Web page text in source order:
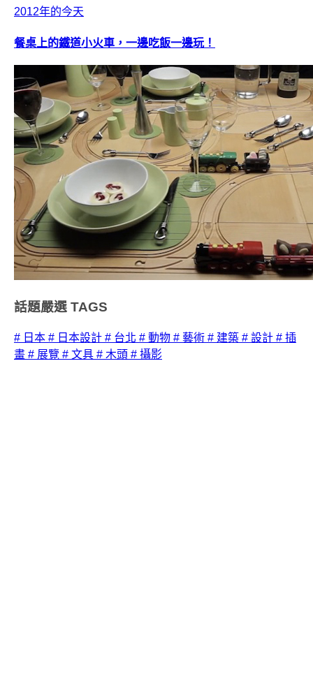
2012年的今天
餐桌上的鐵道小火車，一邊吃飯一邊玩！
話題嚴選 TAGS
# 日本 # 日本設計 # 台北 # 動物 # 藝術 # 建築 # 設計 # 插
畫 # 展覽 # 文具 # 木頭 # 攝影